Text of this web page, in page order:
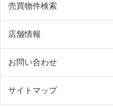
売買物件検索
店舗情報
お問い合わせ
サイトマップ